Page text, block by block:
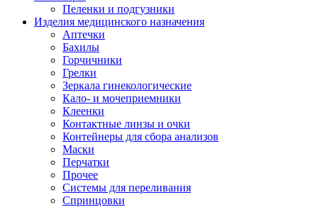
Пеленки и подгузники
Изделия медицинского назначения
Аптечки
Бахилы
Горчичники
Грелки
Зеркала гинекологические
Кало- и мочеприемники
Клеенки
Контактные линзы и очки
Контейнеры для сбора анализов
Маски
Перчатки
Прочее
Системы для переливания
Спринцовки